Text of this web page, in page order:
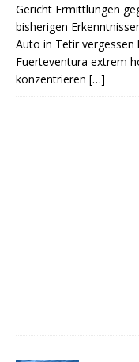
Gericht Ermittlungen
bisherigen
Auto in Tetir vergessen
Fuerteventura extrem
konzentrieren […]